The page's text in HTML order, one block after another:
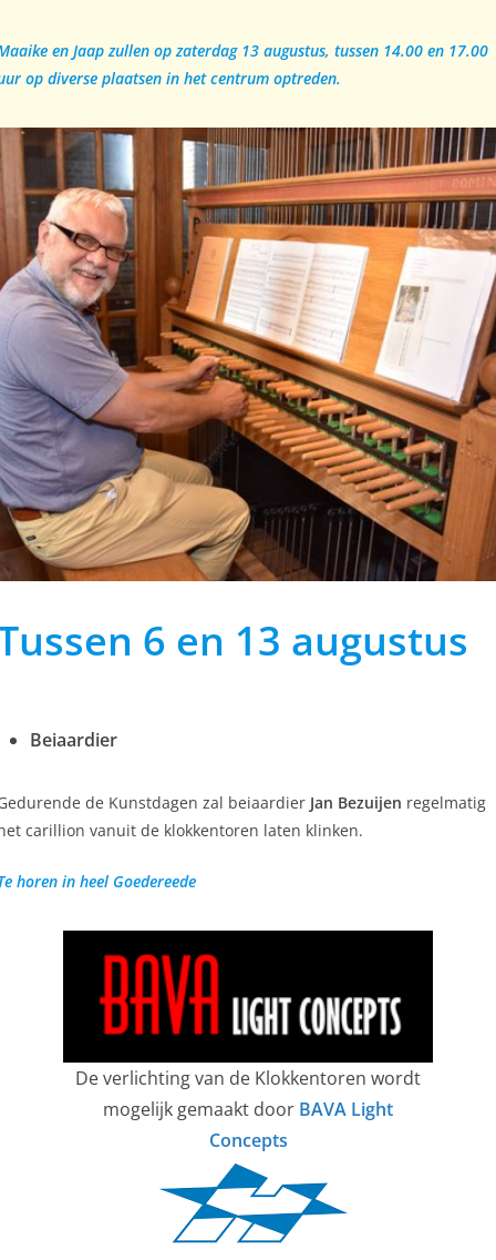
en Jaap zullen op zaterdag 13 augustus, tussen 14.00 en 17.00
op diverse plaatsen in het centrum optreden.
6 en 13 augustus
Beiaardier
de Kunstdagen zal beiaardier Jan Bezuijen regelmatig
carillion vanuit de klokkentoren laten klinken.
horen in heel Goedereede
De verlichting van de Klokkentoren wordt
mogelijk gemaakt door BAVA Light
Concepts